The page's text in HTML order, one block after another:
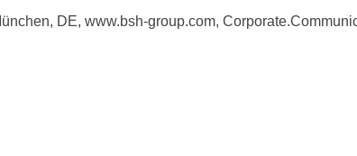
DE, www.bsh-group.com,